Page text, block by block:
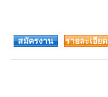
สมัครงาน
รายละเอียด